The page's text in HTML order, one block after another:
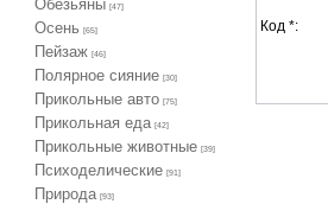
Обезьяны [47]
Осень [65]
Пейзаж [46]
Полярное сияние [30]
Прикольные авто [75]
Прикольная еда [42]
Прикольные животные [39]
Психоделические [91]
Природа [93]
Код *: